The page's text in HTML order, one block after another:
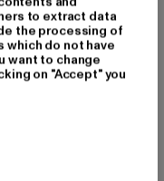
to extract data
the processing of
which do not have
want to change
on "Accept" you